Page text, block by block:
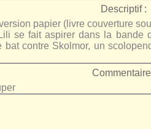
Descriptif :
papier (livre couverture
se fait aspirer dans la
bat contre Skolmor, un